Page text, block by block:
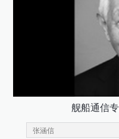
舰船通信